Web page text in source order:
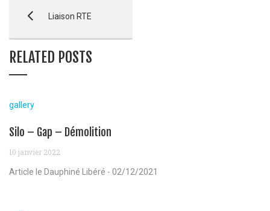
Liaison RTE
RELATED POSTS
gallery
Silo – Gap – Démolition
10 janvier 2022
Article le Dauphiné Libéré - 02/12/2021